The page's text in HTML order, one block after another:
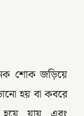
শোক জড়িয়ে
হয় বা কবরে